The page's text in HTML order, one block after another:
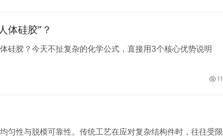
体硅胶”？
硅胶？今天不扯复杂的化学公式，直接用3个核心优势说明
11
匀性与脱模可靠性。传统工艺在应对复杂结构件时，往往受限